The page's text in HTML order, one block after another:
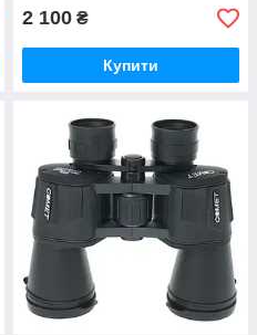
2 100 ₴
Купити